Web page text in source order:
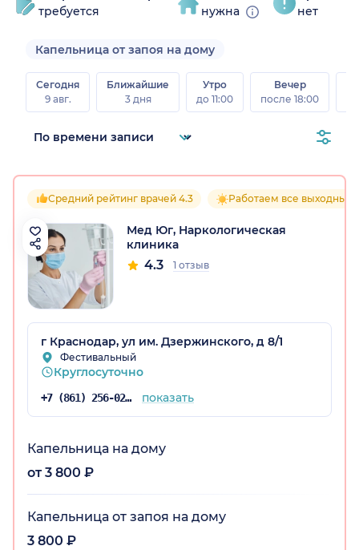
требуется
нужна
нет
Капельница от запоя на дому
Сегодня
9 авг.
Ближайшие
3 дня
Утро
до 11:00
Вечер
после 18:00
Средний рейтинг врачей 4.3 Работаем все выходные
Мед Юг, Наркологическая
клиника
4.3 1 отзыв
г Краснодар, ул им. Дзержинского, д 8/1
Фестивальный
Круглосуточно
+7 (861) 256-02-84 показать
Капельница на дому
от 3 800 ₽
Капельница от запоя на дому
3 800 ₽